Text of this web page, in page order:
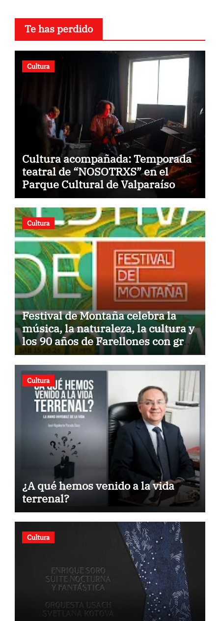
Te has perdido
Cultura
Cultura acompañada: Temporada
teatral de “NOSOTRXS” en el
Parque Cultural de Valparaíso
Cultura
Festival de Montaña celebra la
música, la naturaleza, la cultura y
los 90 años de Farellones con gran
concierto al aire libre
Cultura
¿A qué hemos venido a la vida
terrenal?
Cultura